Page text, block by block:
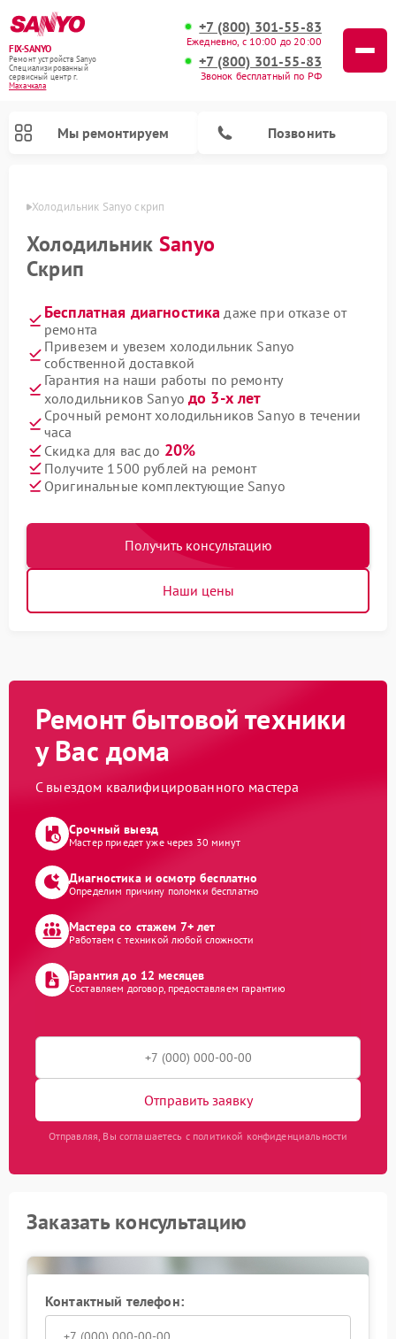
FIX-SANYO
Ремонт устройств Sanyo
Специализированный
cервисный центр г.
Махачкала
+7 (800) 301-55-83
Ежедневно, с 10:00 до 20:00
+7 (800) 301-55-83
Звонок бесплатный по РФ
Мы ремонтируем Позвонить
Холодильник Sanyo скрип
Холодильник Sanyo
Скрип
Бесплатная диагностика даже при отказе от
ремонта
Привезем и увезем холодильник Sanyo
собственной доставкой
Гарантия на наши работы по ремонту
холодильников Sanyoдо 3-х лет
Срочный ремонт холодильников Sanyo в течении
часа
Скидка для вас до 20%
Получите 1500 рублей на ремонт
Оригинальные комплектующие Sanyo
Получить консультацию
Наши цены
Ремонт бытовой техники
у Вас дома
С выездом квалифицированного мастера
Срочный выезд
Мастер приедет уже через 30 минут
Диагностика и осмотр бесплатно
Определим причину поломки бесплатно
Мастера со стажем 7+ лет
Работаем с техникой любой сложности
Гарантия до 12 месяцев
Составляем договор, предоставляем гарантию
Отправить заявку
Отправляя, Вы соглашаетесь с политикой конфиденциальности
Заказать консультацию
Контактный телефон: